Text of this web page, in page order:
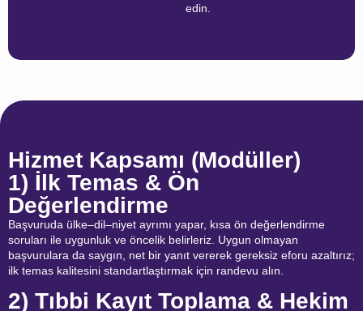
edin.
Hizmet Kapsamı (Modüller)
1) İlk Temas & Ön
Değerlendirme
Başvuruda ülke–dil–niyet ayrımı yapar, kısa ön değerlendirme
soruları ile uygunluk ve öncelik belirleriz. Uygun olmayan
başvurulara da saygın, net bir yanıt vererek gereksiz eforu azaltırız;
ilk temas kalitesini standartlaştırmak için randevu alın.
2) Tıbbi Kayıt Toplama & Hekim